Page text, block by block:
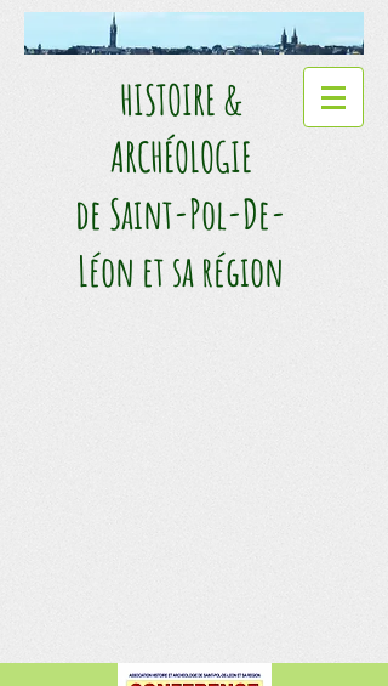
HISTOIRE &
ARCHÉOLOGIE​
de Saint-Pol-De-
Léon et sa région